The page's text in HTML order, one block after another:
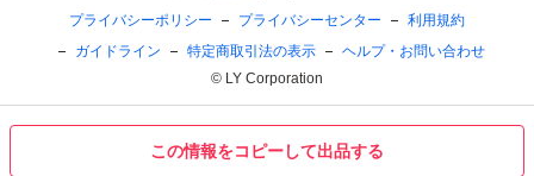
この情報をコピーして出品する
プライバシーポリシー プライバシーセンター
利用規約
ガイドライン
特定商取引法の表示
ヘルプ・お問い合わせ
© LY Corporation